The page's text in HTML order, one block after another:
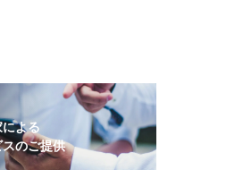
よる
のご提供